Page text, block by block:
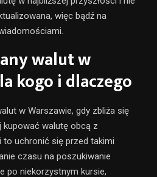
więc bądź na
walut w
kogo i dlaczego
w Warszawie, gdy zbliża się
kupować walutę obcą z
to uchronić się przed takimi
czasu na poszukiwanie
po niekorzystnym kursie,